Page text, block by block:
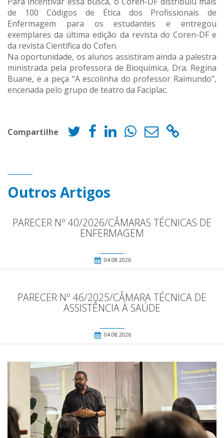
de 100 Códigos de Ética dos Profissionais de
Enfermagem para os estudantes e entregou
exemplares da última edição da revista do Coren-DF e
da revista Científica do Cofen.
Na oportunidade, os alunos assistiram ainda a palestra
ministrada pela professora de Bioquímica, Dra. Regina
Buane, e a peça “A escolinha do professor Raimundo”,
encenada pelo grupo de teatro da Faciplac.
Compartilhe
Outros Artigos
PARECER Nº 40/2026/CÂMARAS TÉCNICAS DE
ENFERMAGEM
04.08.2026
PARECER Nº 46/2025/CÂMARA TÉCNICA DE
ASSISTÊNCIA À SAÚDE
04.08.2026